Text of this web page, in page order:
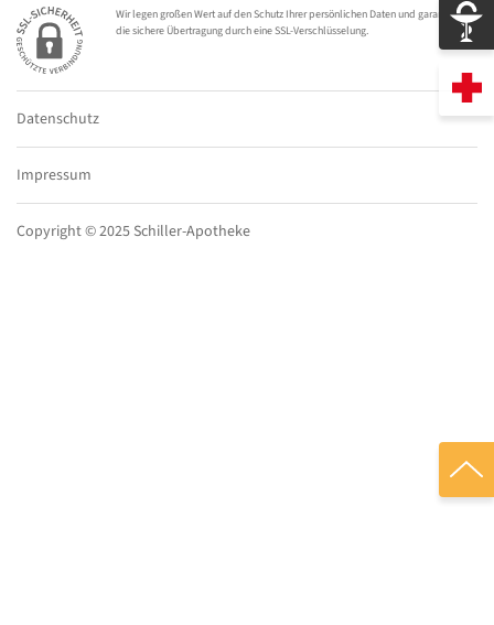
Wir legen großen Wert auf den Schutz Ihrer persönlichen Daten und garantieren
die sichere Übertragung durch eine SSL-Verschlüsselung.
Datenschutz
Impressum
Copyright © 2025 Schiller-Apotheke